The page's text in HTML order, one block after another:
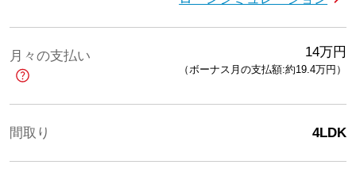
月々の支払い 14万円
（ボーナス月の支払額:約19.4万円 ）
間取り 4LDK